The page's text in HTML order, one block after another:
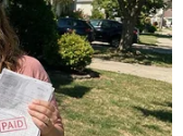
biểu. (Ảnh: Thống